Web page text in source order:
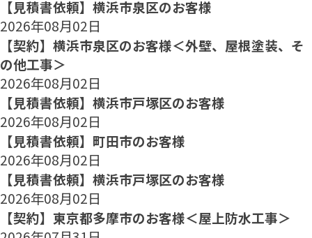
【見積書依頼】横浜市泉区のお客様
2026年08月02日
【契約】横浜市泉区のお客様＜外壁、屋根塗装、そ
の他工事＞
2026年08月02日
【見積書依頼】横浜市戸塚区のお客様
2026年08月02日
【見積書依頼】町田市のお客様
2026年08月02日
【見積書依頼】横浜市戸塚区のお客様
2026年08月02日
【契約】東京都多摩市のお客様＜屋上防水工事＞